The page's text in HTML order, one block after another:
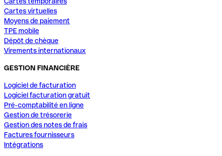
Cartes virtuelles
Moyens de paiement
TPE mobile
Dépôt de chèque
Virements internationaux
GESTION FINANCIÈRE
Logiciel de facturation
Logiciel facturation gratuit
Pré-comptabilité en ligne
Gestion de trésorerie
Gestion des notes de frais
Factures fournisseurs
Intégrations